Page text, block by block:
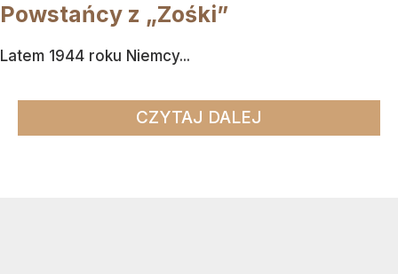
Powstańcy z „Zośki”
Latem 1944 roku Niemcy...
CZYTAJ DALEJ